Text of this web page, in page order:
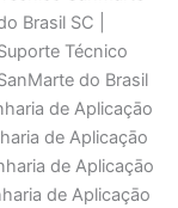
Brasil SC |
Técnico
do Brasil
de Aplicaçāo
de Aplicaçāo
de Aplicaçāo
de Aplicaçāo